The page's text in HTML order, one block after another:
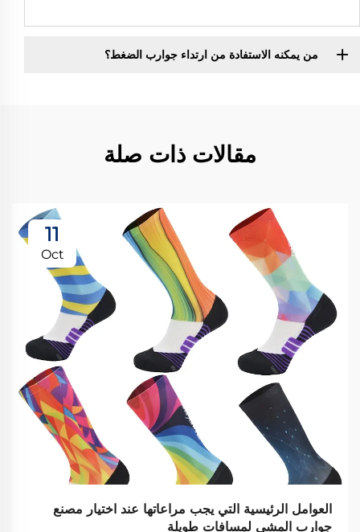
من يمكنه الاستفادة من ارتداء جوارب الضغط؟
مقالات ذات صلة
11
Oct
العوامل الرئيسية التي يجب مراعاتها عند اختيار مصنع
جوارب المشي لمسافات طويلة